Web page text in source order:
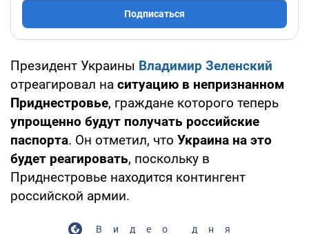
Подписаться
Президент Украины Владимир Зеленский
отреагировал на ситуацию в непризнанном
Приднестровье, граждане которого теперь
упрощенно будут получать российские
паспорта. Он отметил, что Украина на это
будет реагировать, поскольку в
Приднестровье находится контингент
российской армии.
Видео дня